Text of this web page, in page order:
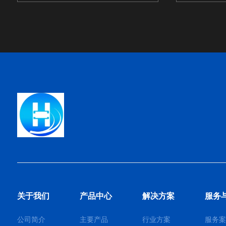
关于我们
公司简介
产品中心
主要产品
解决方案
行业方案
服务
服务